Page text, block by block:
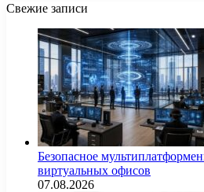
Свежие записи
Безопасное
виртуальных офисов
07.08.2026